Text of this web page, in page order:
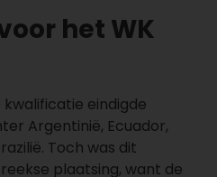
het WK
eindigde
Argentinië, Ecuador,
Toch was dit
plaatsing, want de